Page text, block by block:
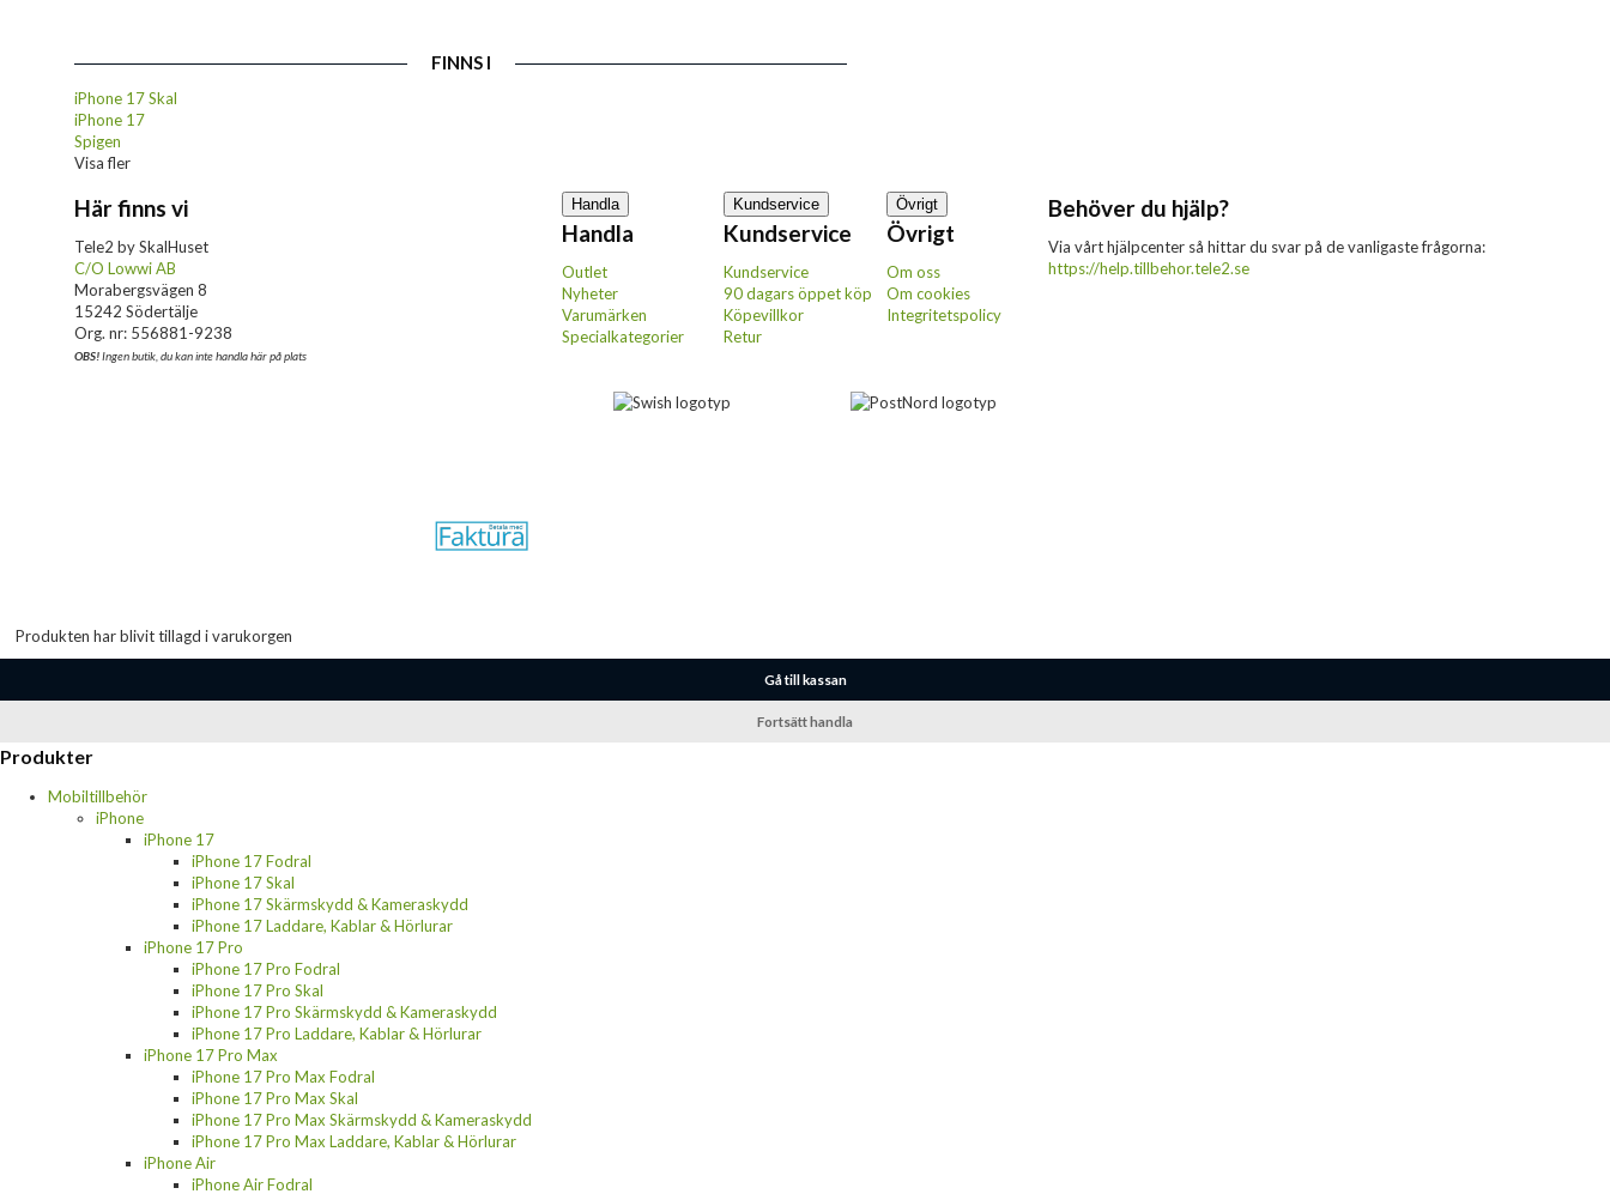
FINNS I
iPhone 17 Skal
iPhone 17
Spigen
Visa fler
Här finns vi
Tele2 by SkalHuset
C/O Lowwi AB
Morabergsvägen 8
15242 Södertälje
Org. nr: 556881-9238
OBS!Ingen butik, du kan inte handla här på plats
Handla
Handla
Outlet
Nyheter
Varumärken
Specialkategorier
Kundservice
Kundservice
Kundservice
90 dagars öppet köp
Köpevillkor
Retur
Övrigt
Övrigt
Om oss
Om cookies
Integritetspolicy
Behöver du hjälp?
Via vårt hjälpcenter så hittar du svar på de vanligaste frågorna:
https://help.tillbehor.tele2.se
Produkten har blivit tillagd i varukorgen
Gå till kassan
Fortsätt handla
Produkter
Mobiltillbehör
iPhone
iPhone 17
iPhone 17 Fodral
iPhone 17 Skal
iPhone 17 Skärmskydd & Kameraskydd
iPhone 17 Laddare, Kablar & Hörlurar
iPhone 17 Pro
iPhone 17 Pro Fodral
iPhone 17 Pro Skal
iPhone 17 Pro Skärmskydd & Kameraskydd
iPhone 17 Pro Laddare, Kablar & Hörlurar
iPhone 17 Pro Max
iPhone 17 Pro Max Fodral
iPhone 17 Pro Max Skal
iPhone 17 Pro Max Skärmskydd & Kameraskydd
iPhone 17 Pro Max Laddare, Kablar & Hörlurar
iPhone Air
iPhone Air Fodral